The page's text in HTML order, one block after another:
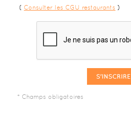
( Consulter les CGU restaurants )
S'INSCRIRE